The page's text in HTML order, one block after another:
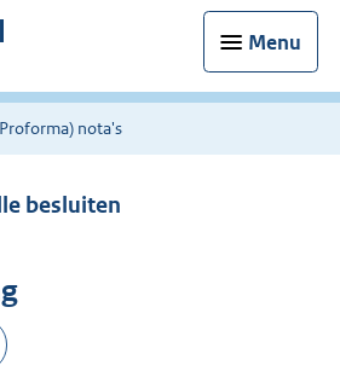
Menu
nota's
besluiten